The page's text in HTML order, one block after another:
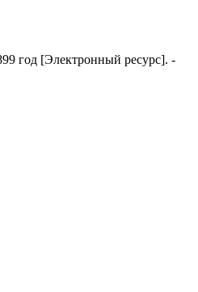
год [Электронный ресурс]. -